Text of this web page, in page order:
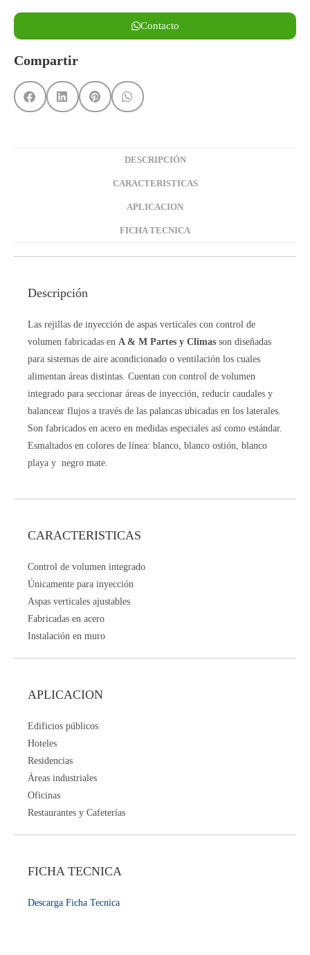
Contacto
Compartir
DESCRIPCIÓN
CARACTERISTICAS
APLICACION
FICHA TECNICA
Descripción
Las rejillas de inyección de aspas verticales con control de
volumen fabricadas en A & M Partes y Climas son diseñadas
para sistemas de aire acondicionado o ventilación los cuales
alimentan áreas distintas. Cuentan con control de volumen
integrado para seccionar áreas de inyección, reducir caudales y
balancear flujos a través de las palancas ubicadas en los laterales.
Son fabricados en acero en medidas especiales así como estándar.
Esmaltados en colores de línea: blanco, blanco ostión, blanco
playa y negro mate.
CARACTERISTICAS
Control de volumen integrado
Únicamente para inyección
Aspas verticales ajustables
Fabricadas en acero
Instalación en muro
APLICACION
Edificios públicos
Hoteles
Residencias
Áreas industriales
Oficinas
Restaurantes y Cafeterías
FICHA TECNICA
Descarga Ficha Tecnica